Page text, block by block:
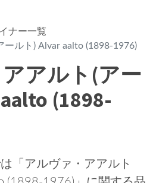
ナー一覧
ールト) Alvar aalto (1898-1976)
アルト(アー
(1898-
「アルヴァ・アアルト